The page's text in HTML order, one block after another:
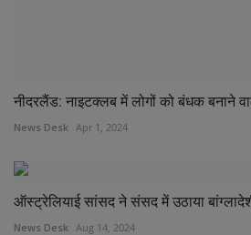
नीदरलैंड: नाइटक्लब में लोगों को बंधक बनाने
News Desk Apr 1, 2024
ऑस्ट्रेलियाई सांसद ने संसद में उठाया
News Desk Aug 14, 2024